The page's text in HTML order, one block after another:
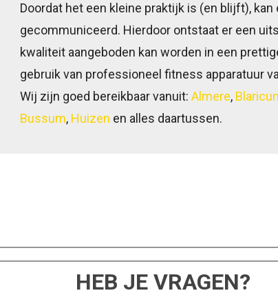
Doordat het een kleine praktijk is (en blijft),
gecommuniceerd. Hierdoor ontstaat er een
kwaliteit aangeboden kan worden in een
gebruik van professioneel fitness apparatuur
Wij zijn goed bereikbaar vanuit: Almere,
Bussum, Huizen en alles daartussen.
HEB JE VRAGEN?